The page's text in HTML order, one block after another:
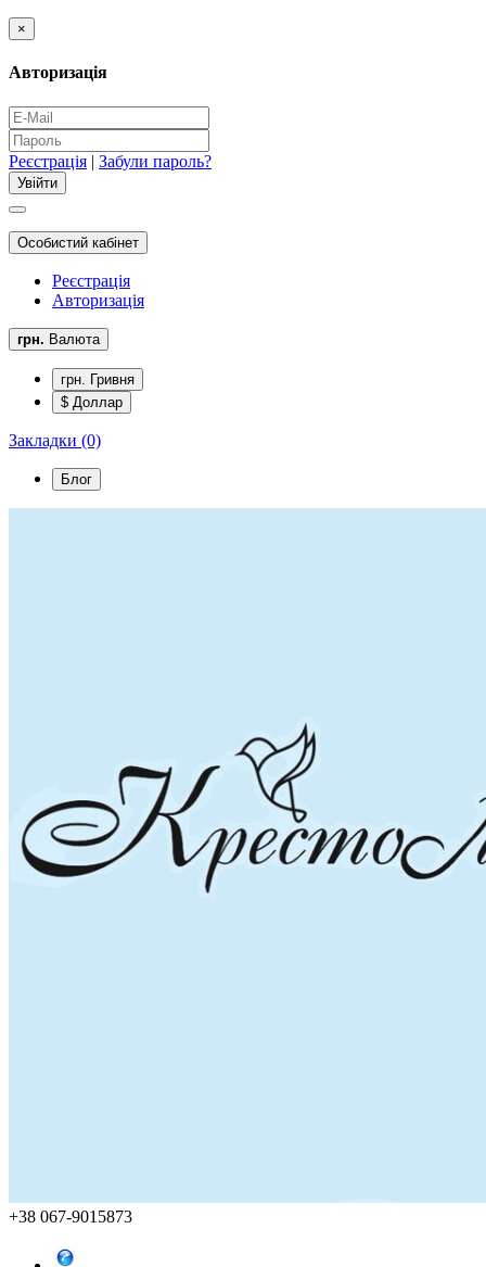
×
Авторизація
Реєстрація | Забули пароль?
Особистий кабінет
Реєстрація
Авторизація
грн. Валюта
грн. Гривня
$ Доллар
Закладки (0)
Блог
+38 067-9015873